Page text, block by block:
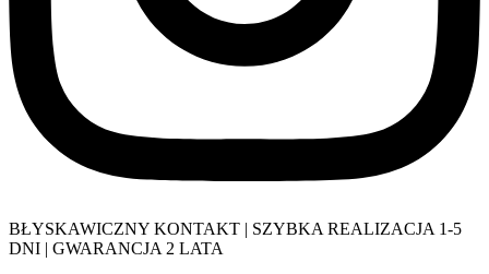
BŁYSKAWICZNY KONTAKT | SZYBKA REALIZACJA 1-5
DNI | GWARANCJA 2 LATA